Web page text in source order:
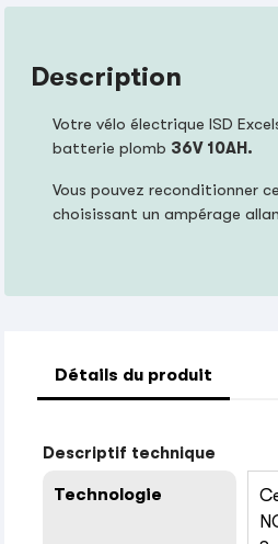
Description
Votre vélo électrique ISD
batterie plomb 36V 10AH.
Vous pouvez reconditionner
choisissant un ampérage
Détails du produit
Descriptif technique
Technologie